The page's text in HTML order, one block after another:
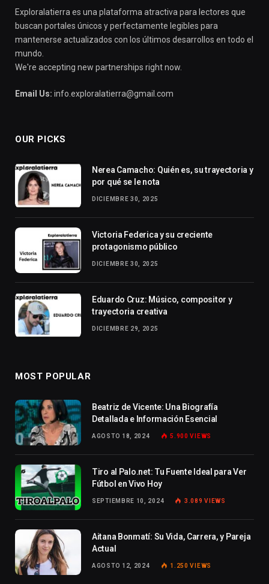
Exploralatierra es una plataforma atractiva para lectores que
buscan portales únicos y perfectamente legibles para
mantenerse actualizados con los últimos desarrollos en todo el
mundo.
We're accepting new partnerships right now.
Email Us: info.exploralatierra@gmail.com
OUR PICKS
Nerea Camacho: Quién es, su trayectoria y
por qué se le nota
DICIEMBRE 30, 2025
Victoria Federica y su creciente
protagonismo público
DICIEMBRE 30, 2025
Eduardo Cruz: Músico, compositor y
trayectoria creativa
DICIEMBRE 29, 2025
MOST POPULAR
Beatriz de Vicente: Una Biografía
Detallada e Información Esencial
AGOSTO 18, 2024 5.900VIEWS
Tiro al Palo.net: Tu Fuente Ideal para Ver
Fútbol en Vivo Hoy
SEPTIEMBRE 10, 2024 3.089VIEWS
Aitana Bonmatí: Su Vida, Carrera, y Pareja
Actual
AGOSTO 12, 2024 1.250VIEWS